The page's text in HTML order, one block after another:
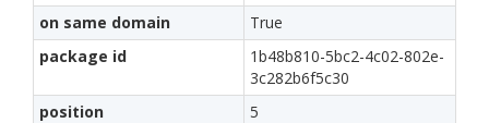
on same domain
True
package id
1b48b810-5bc2-4c02-802e-
3c282b6f5c30
position
5